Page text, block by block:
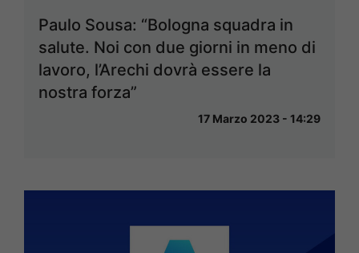
Paulo Sousa: “Bologna squadra in
salute. Noi con due giorni in meno di
lavoro, l’Arechi dovrà essere la
nostra forza”
17 Marzo 2023 - 14:29